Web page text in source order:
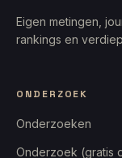
Eigen metingen,
rankings en
ONDERZOEK
Onderzoeken
Onderzoek (gratis